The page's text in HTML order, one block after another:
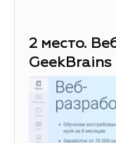
2 место.
GeekBrains